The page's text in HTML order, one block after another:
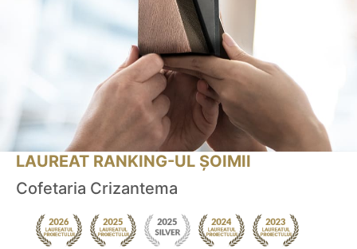
LAUREAT RANKING-UL ȘOIMII
Cofetaria Crizantema